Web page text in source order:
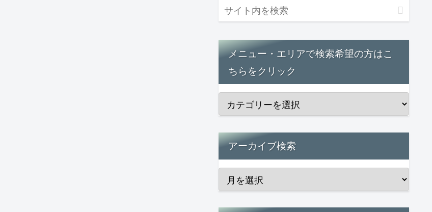
メニュー・エリアで検索希望の方はこ
ちらをクリック
アーカイブ検索